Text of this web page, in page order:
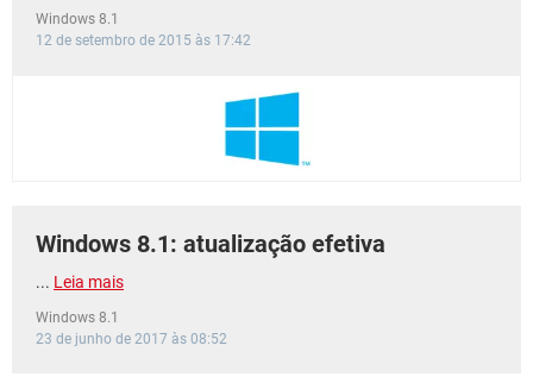
Windows 8.1
12 de setembro de 2015 às 17:42
Windows 8.1: atualização efetiva
... Leia mais
Windows 8.1
23 de junho de 2017 às 08:52